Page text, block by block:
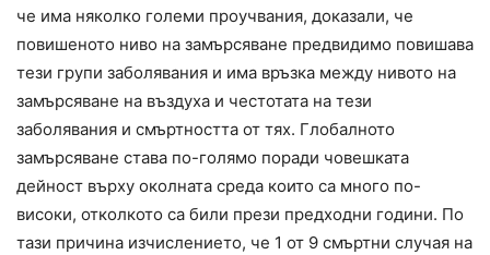
че има няколко големи проучвания, доказали, че
повишеното ниво на замърсяване предвидимо повишава
тези групи заболявания и има връзка между нивото на
замърсяване на въздуха и честотата на тези
заболявания и смъртността от тях. Глобалното
замърсяване става по-голямо поради човешката
дейност върху околната среда които са много по-
високи, отколкото са били прези предходни години. По
тази причина изчислението, че 1 от 9 смъртни случая на